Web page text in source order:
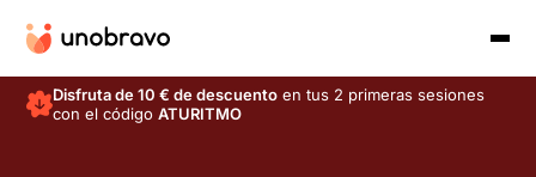
Disfruta de 10 € de descuento en tus 2 primeras sesiones
con el códigoATURITMO